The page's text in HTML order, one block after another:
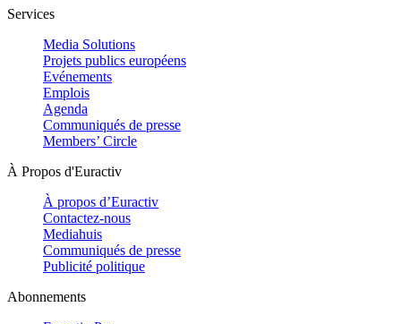
Services
Media Solutions
Projets publics européens
Evénements
Emplois
Agenda
Communiqués de presse
Members’ Circle
À Propos d'Euractiv
À propos d’Euractiv
Contactez-nous
Mediahuis
Communiqués de presse
Publicité politique
Abonnements